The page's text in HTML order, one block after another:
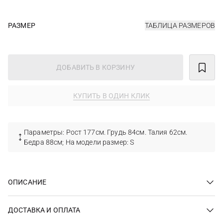
РАЗМЕР ТАБЛИЦА РАЗМЕРОВ
ДОБАВИТЬ В КОРЗИНУ
КУПИТЬ В ОДИН КЛИК
Параметры: Рост 177см. Грудь 84см. Талия 62см.
Бедра 88см; На модели размер: S
ОПИСАНИЕ
ДОСТАВКА И ОПЛАТА